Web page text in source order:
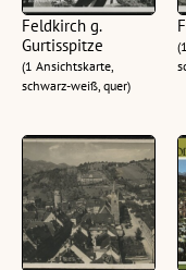
Feldkirch g.
Gurtisspitze
(1 Ansichtskarte,
schwarz-weiß, quer)